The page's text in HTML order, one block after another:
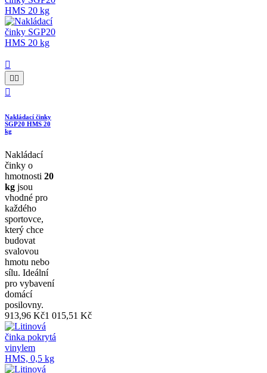

 

Nakládací činky
SGP20 HMS 20
kg
Nakládací
činky o
hmotnosti 20
kg jsou
vhodné pro
každého
sportovce,
který chce
budovat
svalovou
hmotu nebo
sílu. Ideální
pro vybavení
domácí
posilovny.
913,96 Kč1 015,51 Kč